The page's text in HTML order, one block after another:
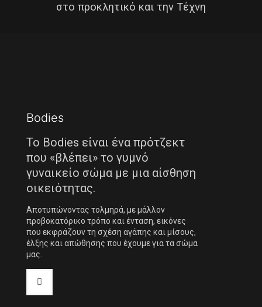
στο προκλητικό και την Τέχνη
Bodies
Το Bodies είναι ένα πρότζεκτ
που «βλέπει» το γυμνό
γυναικείο σώμα με μια αίσθηση
οικειότητας.
Αποτυπώνοντας τολμηρά, με μάλλον
προβοκατόρικο τρόπο και ένταση, εικόνες
που εκφράζουν τη σχέση αγάπης και μίσους,
έλξης και απώθησης που έχουμε για τα σώμα
μας.